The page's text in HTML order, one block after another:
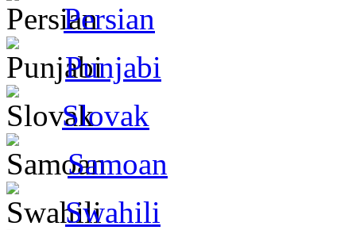
Persian
Punjabi
Slovak
Samoan
Swahili